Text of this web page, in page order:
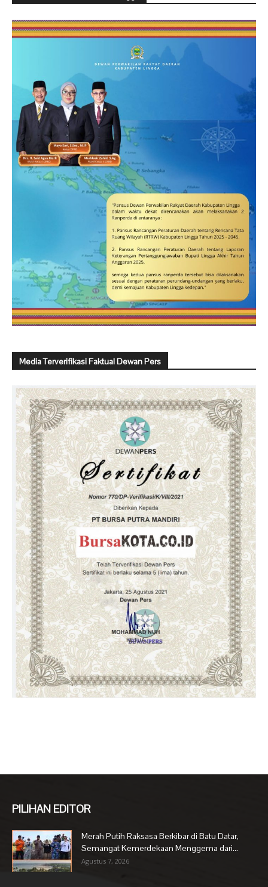
Media Terverifikasi Faktual Dewan Pers
PILIHAN EDITOR
Merah Putih Raksasa Berkibar di Batu Datar,
Semangat Kemerdekaan Menggema dari...
Agustus 7, 2026